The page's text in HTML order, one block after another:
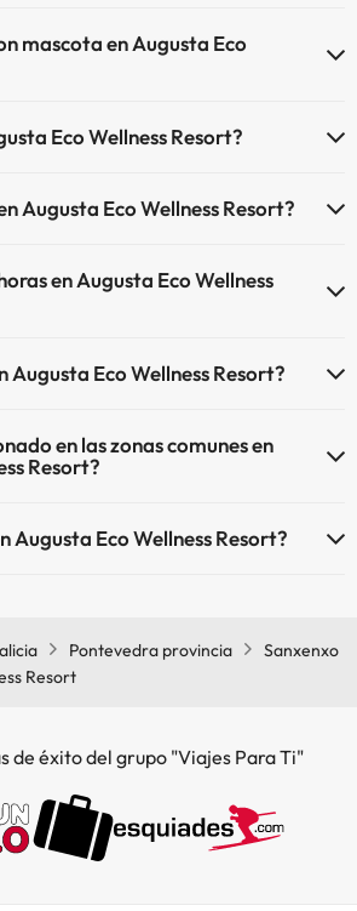
mascota en Augusta Eco
Eco Wellness Resort?
más info sobre la piscina y otras
de verano)
verano).
Augusta Eco Wellness Resort?
pago).en Augusta Eco Wellness
Augusta Eco Wellness Resort?
en las zonas comunes en
Resort?
Augusta Eco Wellness Resort?
Pontevedra provincia
Sanxenxo
Resort
de éxito del grupo "Viajes Para Ti"